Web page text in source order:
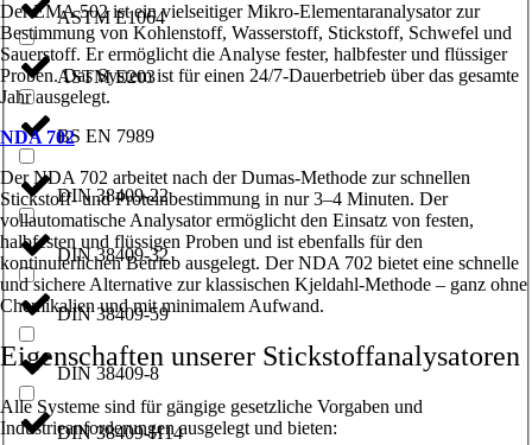
ASTM E1064
ASTM E203
BS EN 7989
DIN 38409-22
DIN 38409-32
DIN 38409-59
DIN 38409-8
DIN 38409-H14
Der EMA 502 ist ein vielseitiger Mikro-Elementaranalysator zur
Bestimmung von Kohlenstoff, Wasserstoff, Stickstoff, Schwefel und
Sauerstoff. Er ermöglicht die Analyse fester, halbfester und flüssiger
Proben. Das System ist für einen 24/7-Dauerbetrieb über das gesamte
Jahr ausgelegt.
NDA 702
Der NDA 702 arbeitet nach der Dumas-Methode zur schnellen
Stickstoff- und Proteinbestimmung in nur 3–4 Minuten. Der
vollautomatische Analysator ermöglicht den Einsatz von festen,
halbfesten und flüssigen Proben und ist ebenfalls für den
kontinuierlichen Betrieb ausgelegt. Der NDA 702 bietet eine schnelle
und sichere Alternative zur klassischen Kjeldahl-Methode – ganz ohne
Chemikalien und mit minimalem Aufwand.
Eigenschaften unserer Stickstoffanalysatoren
Alle Systeme sind für gängige gesetzliche Vorgaben und
Industrieanforderungen ausgelegt und bieten: